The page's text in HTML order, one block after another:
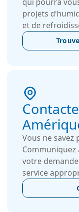
projets
et de
Vous ne savez
votre
service